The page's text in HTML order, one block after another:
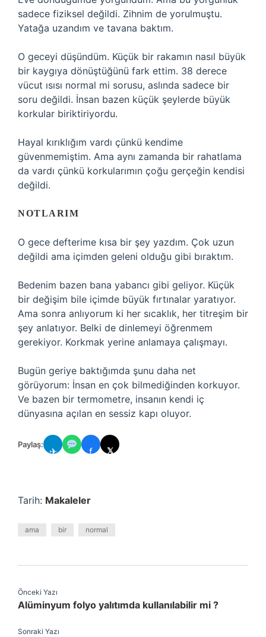
sadece fiziksel değildi. Zihnim de yorulmuştu.
Yatağa uzandım ve tavana baktım.
O geceyi düşündüm. Küçük bir rakamın nasıl büyük
bir kaygıya dönüştüğünü fark ettim. 38 derece
vücut ısısı normal mi sorusu, aslında sadece bir
soru değildi. İnsan bazen küçük şeylerde büyük
korkular biriktiriyordu.
Hayal kırıklığım vardı çünkü kendime
güvenmemiştim. Ama aynı zamanda bir rahatlama
da vardı çünkü korkularımın çoğu gerçeğin kendisi
değildi.
NOTLARIM
O gece defterime kısa bir şey yazdım. Çok uzun
değildi ama içimden geleni olduğu gibi bıraktım.
Bedenim bazen bana yabancı gibi geliyor. Küçük
bir değişim bile içimde büyük fırtınalar yaratıyor.
Ama sonra anlıyorum ki her sıcaklık, her titreşim bir
şey anlatıyor. Belki de dinlemeyi öğrenmem
gerekiyor. Korkmak yerine anlamaya çalışmayı.
Bugün geriye baktığımda şunu daha net
görüyorum: İnsan en çok bilmediğinden korkuyor.
Ve bazen bir termometre, insanın kendi iç
dünyasına açılan en sessiz kapı oluyor.
Paylaş:
✈ f 𝕏
Tarih: Makaleler
ama bir normal
Önceki Yazı
Alüminyum folyo yalıtımda kullanılabilir mi ?
Sonraki Yazı